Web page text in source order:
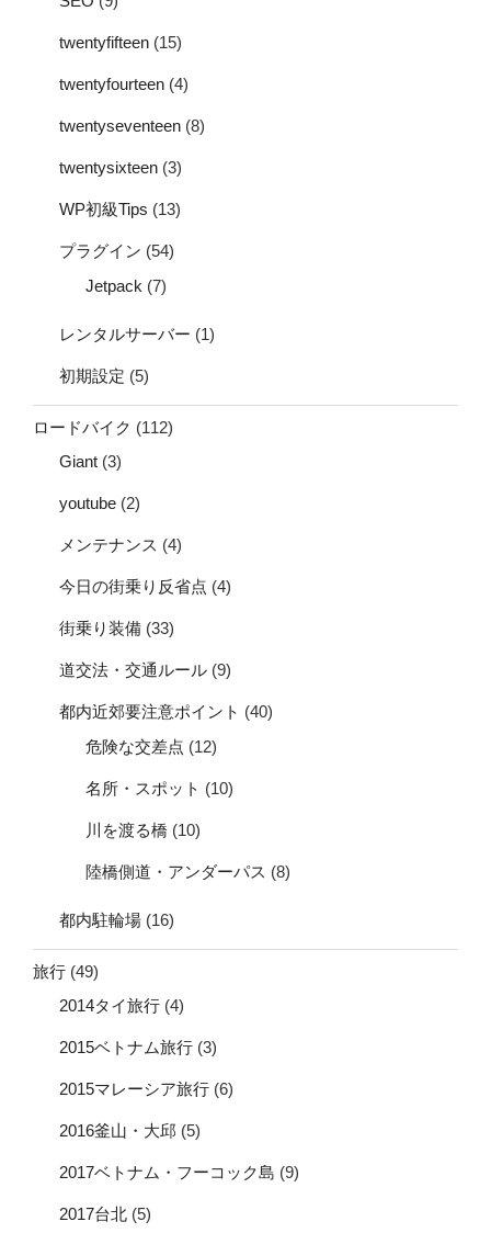
twentyfifteen (15)
twentyfourteen (4)
twentyseventeen (8)
twentysixteen (3)
WP初級Tips (13)
プラグイン (54)
Jetpack (7)
レンタルサーバー (1)
初期設定 (5)
ロードバイク (112)
Giant (3)
youtube (2)
メンテナンス (4)
今日の街乗り反省点 (4)
街乗り装備 (33)
道交法・交通ルール (9)
都内近郊要注意ポイント (40)
危険な交差点 (12)
名所・スポット (10)
川を渡る橋 (10)
陸橋側道・アンダーパス (8)
都内駐輪場 (16)
旅行 (49)
2014タイ旅行 (4)
2015ベトナム旅行 (3)
2015マレーシア旅行 (6)
2016釜山・大邱 (5)
2017ベトナム・フーコック島 (9)
2017台北 (5)